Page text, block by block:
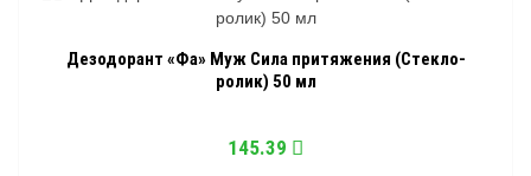
Дезодорант «Фа» Муж Сила притяжения (Стекло-
ролик) 50 мл
145.39